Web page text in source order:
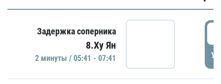
Задержка соперника
8.Ху Ян
2 минуты / 05:41 - 07:41